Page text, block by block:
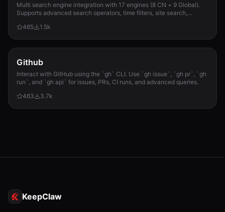
Multi search engine integration with 17 engines (8 CN + 9 Global).
Supports advanced search operators, time filters, site search,
required.
465 1.5k
Github
Interact with GitHub using the `gh` CLI. Use `gh issue`, `gh pr`, `gh
run`, and `gh api` for issues, PRs, CI runs, and advanced queries.
463
3.7k
KeepClaw